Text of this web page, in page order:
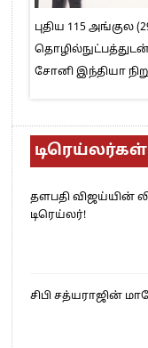
புதிய 115 அங்குல
சோனி இந்தியா
தளபதி விஜய்யின்
டிரெய்லர்!
சிபி சத்யராஜின்